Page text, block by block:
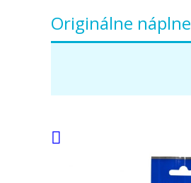
Originálne náplne